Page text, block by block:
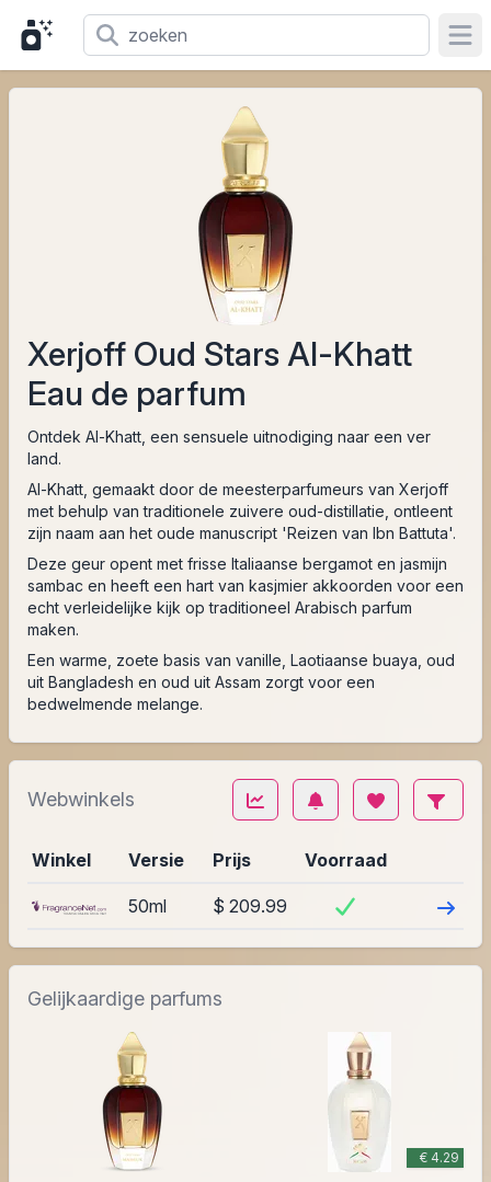
Xerjoff Oud Stars Al-Khatt
Eau de parfum
Ontdek Al-Khatt, een sensuele uitnodiging naar een ver
land.
Al-Khatt, gemaakt door de meesterparfumeurs van Xerjoff
met behulp van traditionele zuivere oud-distillatie, ontleent
zijn naam aan het oude manuscript 'Reizen van Ibn Battuta'.
Deze geur opent met frisse Italiaanse bergamot en jasmijn
sambac en heeft een hart van kasjmier akkoorden voor een
echt verleidelijke kijk op traditioneel Arabisch parfum
maken.
Een warme, zoete basis van vanille, Laotiaanse buaya, oud
uit Bangladesh en oud uit Assam zorgt voor een
bedwelmende melange.
Webwinkels
Winkel Versie Prijs Voorraad
50ml $ 209.99
Gelijkaardige parfums
€ 4.29